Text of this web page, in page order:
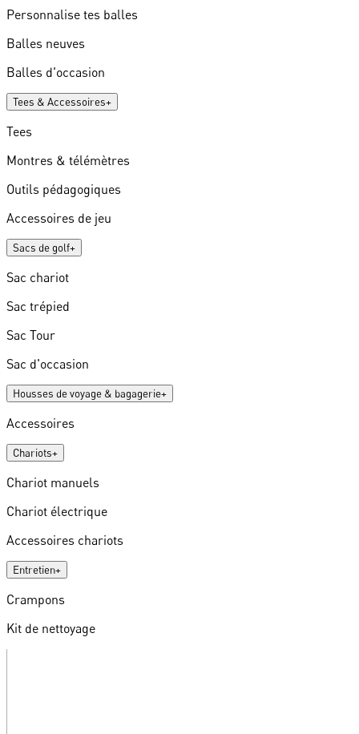
Personnalise tes balles
Balles neuves
Balles d'occasion
Tees & Accessoires+
Tees
Montres & télémètres
Outils pédagogiques
Accessoires de jeu
Sacs de golf+
Sac chariot
Sac trépied
Sac Tour
Sac d'occasion
Housses de voyage & bagagerie+
Accessoires
Chariots+
Chariot manuels
Chariot électrique
Accessoires chariots
Entretien+
Crampons
Kit de nettoyage